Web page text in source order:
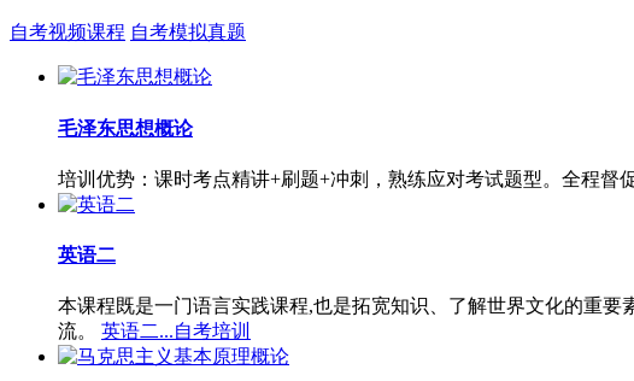
自考视频课程 自考模拟真题
毛泽东思想概论
培训优势：课时考点精讲+刷题+冲刺，熟练应对考试题型。全程督
英语二
本课程既是一门语言实践课程,也是拓宽知识、了解世界文化的重
流。
英语二...自考培训